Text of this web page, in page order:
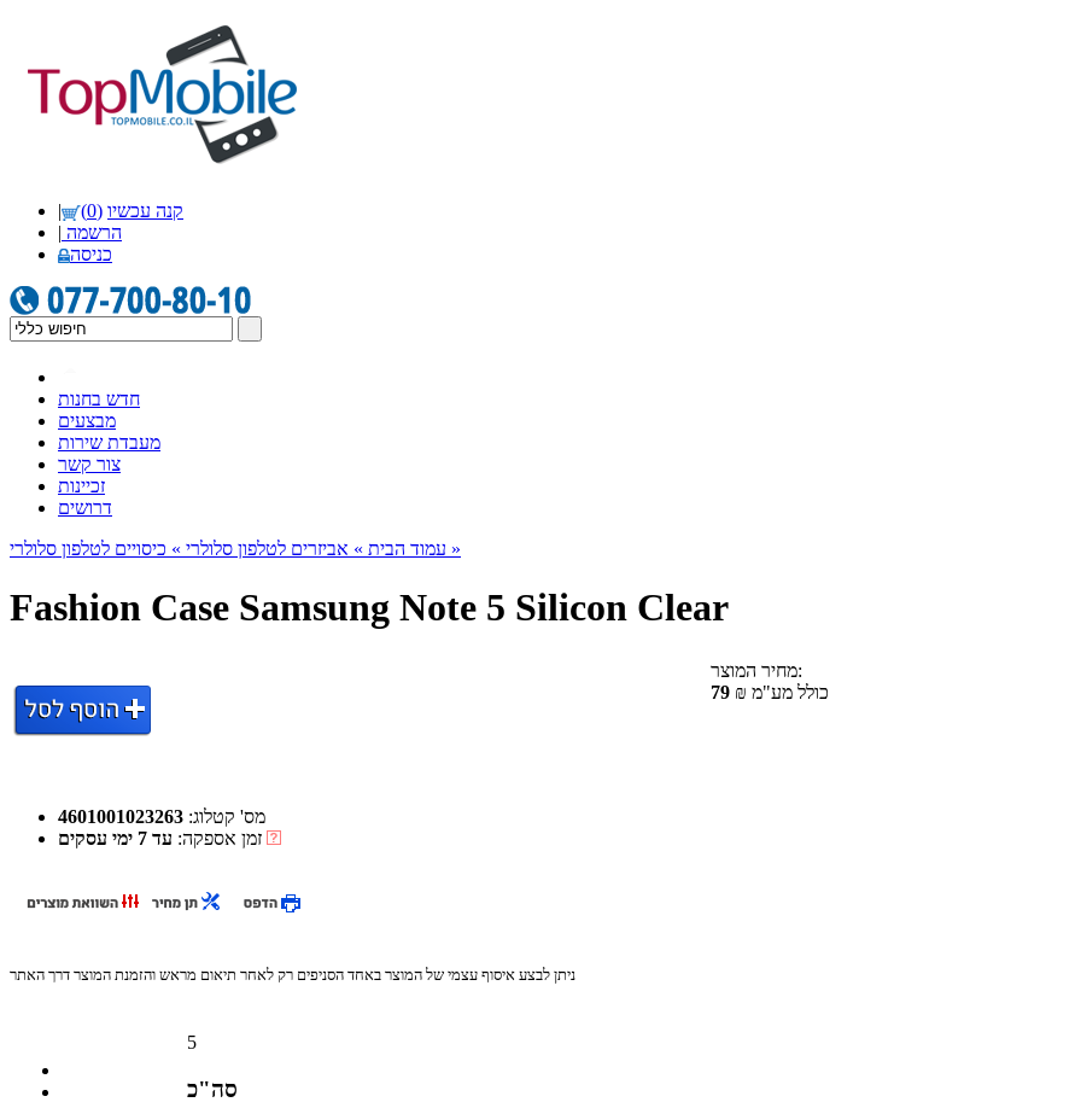
| קנה עכשיו (0)
| הרשמה
כניסה
חדש בחנות
מבצעים
מעבדת שירות
צור קשר
זכיינות
דרושים
עמוד הבית » אביזרים לטלפון סלולרי » כיסויים לטלפון סלולרי »
Fashion Case Samsung Note 5 Silicon Clear
מחיר המוצר:
79
₪ כולל מע"מ
מס' קטלוג: 4601001023263
זמן אספקה: עד 7 ימי עסקים
ניתן לבצע איסוף עצמי של המוצר באחד הסניפים רק לאחר תיאום מראש והזמנת המוצר דרך האתר
5
סה"כ